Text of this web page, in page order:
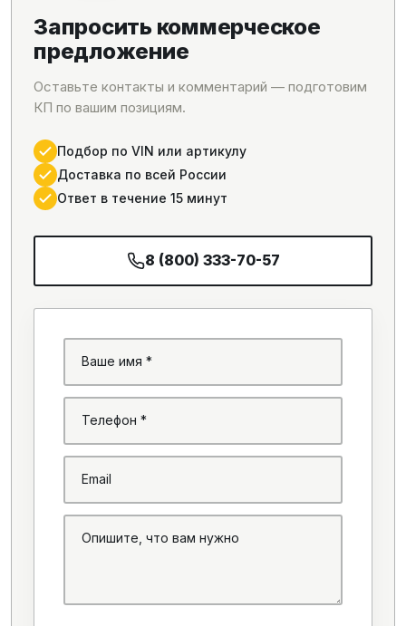
Запросить коммерческое
предложение
Оставьте контакты и комментарий — подготовим
КП по вашим позициям.
Подбор по VIN или артикулу
Доставка по всей России
Ответ в течение 15 минут
8 (800) 333-70-57